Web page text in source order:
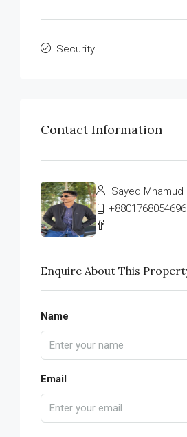
Security
Contact Information
Sayed Mhamud
+8801768054696
Enquire About This
Name
Email